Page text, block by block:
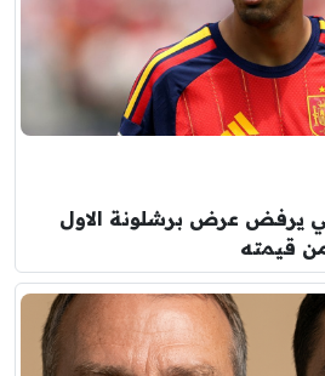
يرفض عرض برشلونة الاول
قيمته